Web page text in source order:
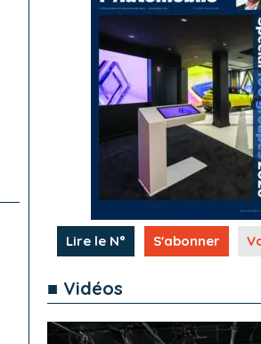
Lire le N° S'abonner
■ Vidéos